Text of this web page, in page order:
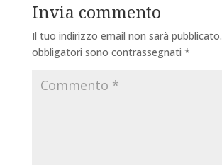
Invia commento
Il tuo indirizzo email non sarà pubblicato.
obbligatori sono contrassegnati *